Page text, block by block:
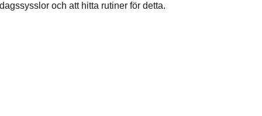
och att hitta rutiner för detta.